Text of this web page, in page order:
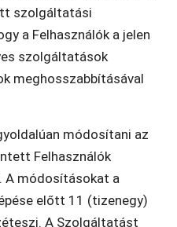
szolgáltatási
a Felhasználók a jelen
szolgáltatások
meghosszabbításával
módosítani az
Felhasználók
módosításokat a
előtt 11 (tizenegy)
A Szolgáltatást